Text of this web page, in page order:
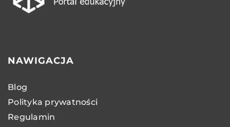
NAWIGACJA
Blog
Polityka prywatności
Regulamin